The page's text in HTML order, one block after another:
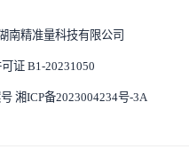
南精准量科技有限公司
证 B1-20231050
湘ICP备2023004234号-3A